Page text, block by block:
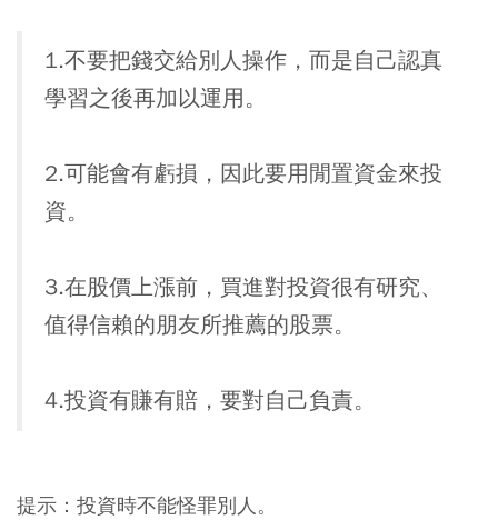
1.不要把錢交給別人操作，而是自己認真
學習之後再加以運用。
2.可能會有虧損，因此要用閒置資金來投
資。
3.在股價上漲前，買進對投資很有研究、
值得信賴的朋友所推薦的股票。
4.投資有賺有賠，要對自己負責。
提示：投資時不能怪罪別人。